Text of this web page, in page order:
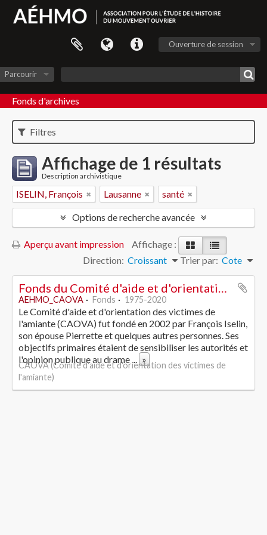
Ouverture de session
Parcourir
Fonds d'archives
Filtres
Affichage de 1 résultats
Description archivistique
ISELIN, François Lausanne santé
Options de recherche avancée
Aperçu avant impression
Affichage :
Trier par: Cote
Direction: Croissant
Fonds du Comité d'aide et d'orientation des victimes de l'amiante
AEHMO_CAOVA Fonds 1975-2020
Le Comité d'aide et d'orientation des victimes de
l'amiante (CAOVA) fut fondé en 2002 par François Iselin,
son épouse Pierrette et quelques autres personnes. Ses
objectifs primaires étaient de sensibiliser les autorités et
l'opinion publique au drame... »
CAOVA (Comité d'aide et d'orientation des victimes de
l'amiante)